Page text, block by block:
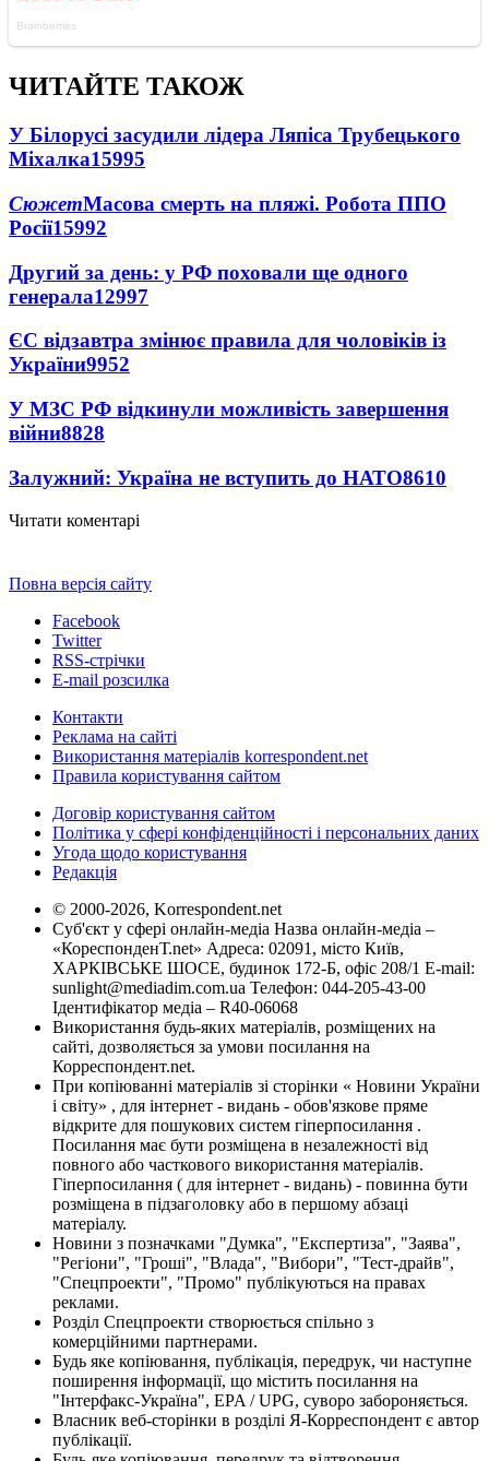
ЧИТАЙТЕ ТАКОЖ
У Білорусі засудили лідера Ляпіса Трубецького
Міхалка15995
СюжетМасова смерть на пляжі. Робота ППО
Росії15992
Другий за день: у РФ поховали ще одного
генерала12997
ЄС відзавтра змінює правила для чоловіків із
України9952
У МЗС РФ відкинули можливість завершення
війни8828
Залужний: Україна не вступить до НАТО8610
Читати коментарі
Повна версія сайту
Facebook
Twitter
RSS-стрічки
E-mail розсилка
Контакти
Реклама на сайті
Використання матеріалів korrespondent.net
Правила користування сайтом
Договір користування сайтом
Політика у сфері конфіденційності і персональних даних
Угода щодо користування
Редакція
© 2000-2026, Korrespondent.net
Суб'єкт у сфері онлайн-медіа Назва онлайн-медіа –
«КореспонденТ.net» Адреса: 02091, місто Київ,
ХАРКІВСЬКЕ ШОСЕ, будинок 172-Б, офіс 208/1 E-mail:
sunlight@mediadim.com.ua Телефон: 044-205-43-00
Ідентифікатор медіа – R40-06068
Використання будь-яких матеріалів, розміщених на
сайті, дозволяється за умови посилання на
Корреспондент.net.
При копіюванні матеріалів зі сторінки « Новини України
і світу» , для інтернет - видань - обов'язкове пряме
відкрите для пошукових систем гіперпосилання .
Посилання має бути розміщена в незалежності від
повного або часткового використання матеріалів.
Гіперпосилання ( для інтернет - видань) - повинна бути
розміщена в підзаголовку або в першому абзаці
матеріалу.
Новини з позначками "Думка", "Експертиза", "Заява",
"Регіони", "Гроші", "Влада", "Вибори", "Тест-драйв",
"Спецпроекти", "Промо" публікуються на правах
реклами.
Розділ Спецпроекти створюється спільно з
комерційними партнерами.
Будь яке копіювання, публікація, передрук, чи наступне
поширення інформації, що містить посилання на
"Інтерфакс-Україна", EPA / UPG, суворо забороняється.
Власник веб-сторінки в розділі Я-Корреспондент є автор
публікації.